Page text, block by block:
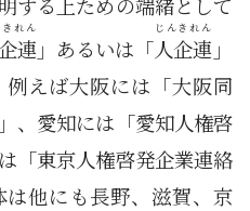
連
きれん
」あるいは「人企連
じんきれん
」
えば大阪には「大阪同
、愛知には「愛知人権啓
「東京人権啓発企業連絡
他にも長野、滋賀、京